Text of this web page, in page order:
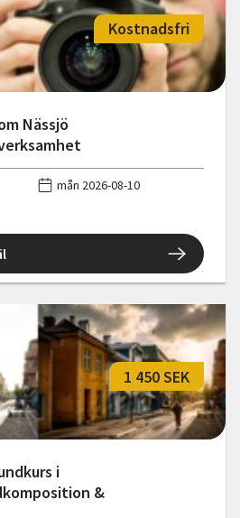
Nässjö
Kostnadsfri
mån 2026-08-10
i
&
1 450 SEK